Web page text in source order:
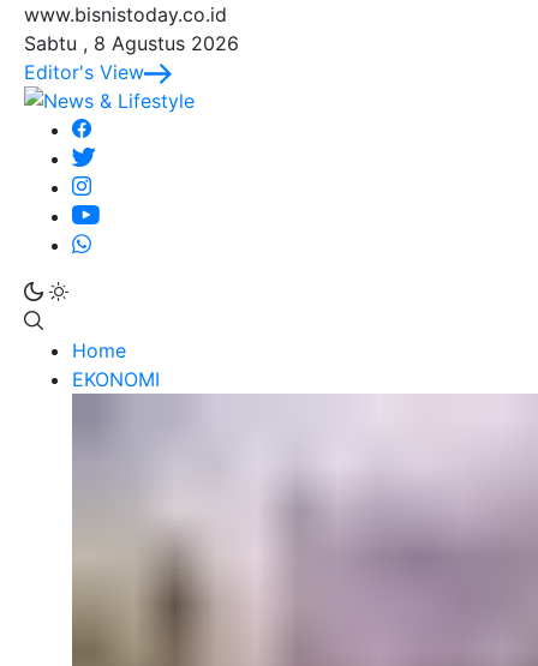
www.bisnistoday.co.id
Sabtu , 8 Agustus 2026
Editor's View
Home
EKONOMI